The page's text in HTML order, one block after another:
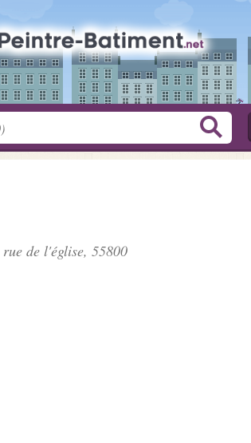
rue de l'église, 55800